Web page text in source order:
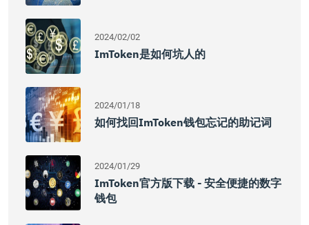
2024/02/02
ImToken是如何坑人的
2024/01/18
如何找回imToken钱包忘记的助记词
2024/01/29
ImToken官方版下载 - 安全便捷的数字
钱包